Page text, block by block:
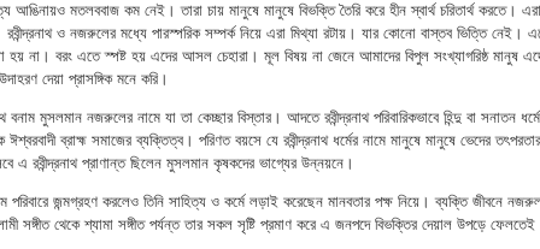
মতলববাজ কম নেই। তারা চায় মানুষে মানুষে বিভক্তি তৈরি করে হীন স্বার্থ চরিতার্থ করতে। এরা
ও নজরুলের মধ্যে পারস্পরিক সম্পর্ক নিয়ে এরা মিথ্যা রটায়। যার কোনো বাস্তব ভিত্তি নেই।
হয় না। বরং এতে স্পষ্ট হয় এদের আসল চেহারা। মূল বিষয় না জেনে আমাদের বিপুল সংখ্যাগরিষ্ঠ মানুষ
দেয়া প্রাসঙ্গিক মনে করি।
বনাম মুসলমান নজরুলের নামে যা তা কেচ্ছার বিস্তার। আদতে রবীন্দ্রনাথ পরিবারিকভাবে হিন্দু বা সনাতন
ব্রাহ্ম সমাজের ব্যক্তিত্ব। পরিণত বয়সে যে রবীন্দ্রনাথ ধর্মের নামে মানুষে মানুষে ভেদের তৎপরতার
এ রবীন্দ্রনাথ প্রাণান্ত ছিলেন মুসলমান কৃষকদের ভাগ্যের উন্নয়নে।
জন্মগ্রহণ করলেও তিনি সাহিত্য ও কর্মে লড়াই করেছেন মানবতার পক্ষ নিয়ে। ব্যক্তি জীবনে
সঙ্গীত থেকে শ্যামা সঙ্গীত পর্যন্ত তার সকল সৃষ্টি প্রমাণ করে এ জনপদে বিভক্তির দেয়াল উপড়ে ফেলতেই